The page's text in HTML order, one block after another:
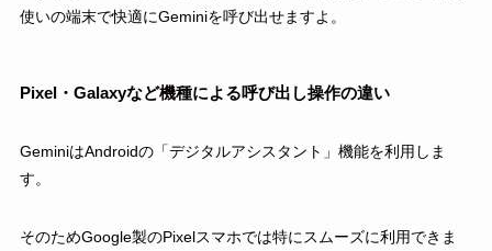
使いの端末で快適にGeminiを呼び出せますよ。
Pixel・Galaxyなど機種による呼び出し操作の違い
GeminiはAndroidの「デジタルアシスタント」機能を利用しま
す。
そのためGoogle製のPixelスマホでは特にスムーズに利用できま